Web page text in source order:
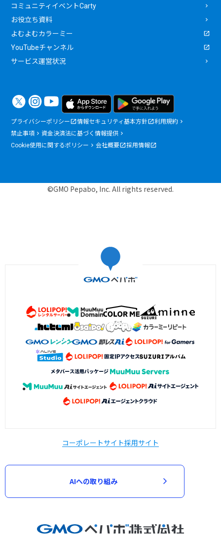
コミュニティイベントCarty
お役立ち資料
よむよむカラーミー
YouTubeチャンネル
サービス運営状況
プライバシーポリシー 情報セキュリティ基本方針
利用規約
禁止事項
資金決済法に基づく情報提供
Cookie使用に関するポリシー
会社概要 採用情報
©GMO Pepabo, Inc. All rights reserved.
コーポレートサイト採用サイト
AIへの取り組み